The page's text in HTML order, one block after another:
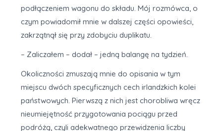
podłączeniem wagonu do składu. Mój rozmówca, o
czym powiadomił mnie w dalszej części opowieści,
zakrzątnął się przy zdobyciu duplikatu.
– Zaliczałem – dodał – jedną balangę na tydzień.
Okoliczności zmuszają mnie do opisania w tym
miejscu dwóch specyficznych cech irlandzkich kolei
państwowych. Pierwszą z nich jest chorobliwa wręcz
nieumiejętność przygotowania pociągu przed
podróżą, czyli adekwatnego przewidzenia liczby